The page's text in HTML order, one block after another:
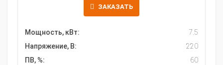
ЗАКАЗАТЬ
Мощность, кВт:
7.5
Напряжение, В:
220
ПВ, %:
60